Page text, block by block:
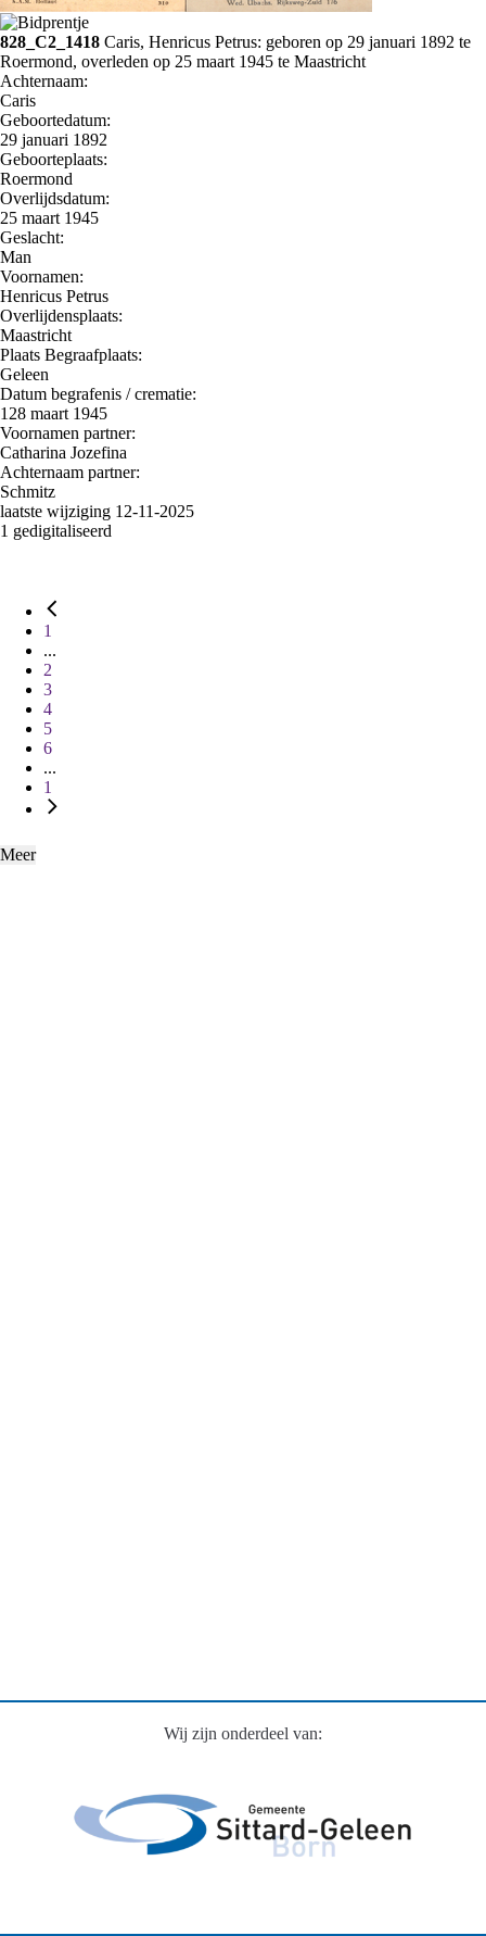
828_C2_1418 Caris, Henricus Petrus: geboren op 29 januari 1892 te
Roermond, overleden op 25 maart 1945 te Maastricht
Achternaam:
Caris
Geboortedatum:
29 januari 1892
Geboorteplaats:
Roermond
Overlijdsdatum:
25 maart 1945
Geslacht:
Man
Voornamen:
Henricus Petrus
Overlijdensplaats:
Maastricht
Plaats Begraafplaats:
Geleen
Datum begrafenis / crematie:
128 maart 1945
Voornamen partner:
Catharina Jozefina
Achternaam partner:
Schmitz
laatste wijziging 12-11-2025
1 gedigitaliseerd
1
...
2
3
4
5
6
...
1
Meer
Wij zijn onderdeel van: